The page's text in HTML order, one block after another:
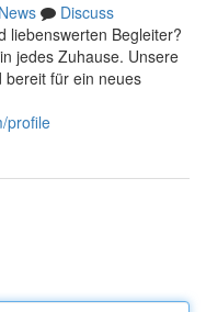
News
Discuss
liebenswerten Begleiter?
jedes Zuhause. Unsere
bereit für ein neues
profile